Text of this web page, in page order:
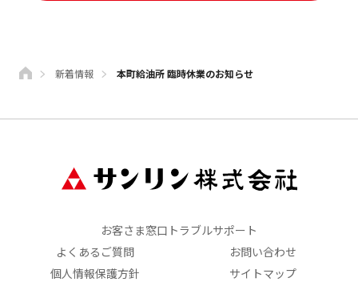
新着情報 本町給油所 臨時休業のお知らせ
お客さま窓口トラブルサポート
よくあるご質問
お問い合わせ
個人情報保護方針
サイトマップ